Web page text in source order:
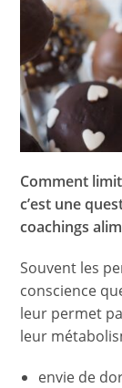
Comment
c’est une
coachings
Souvent les
conscience
leur permet
leur
envie de